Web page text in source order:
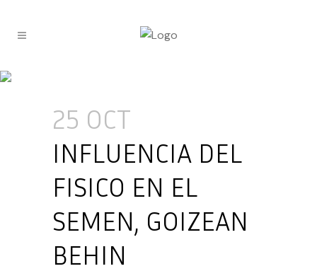
25 OCT
INFLUENCIA DEL
FISICO EN EL
SEMEN, GOIZEAN
BEHIN